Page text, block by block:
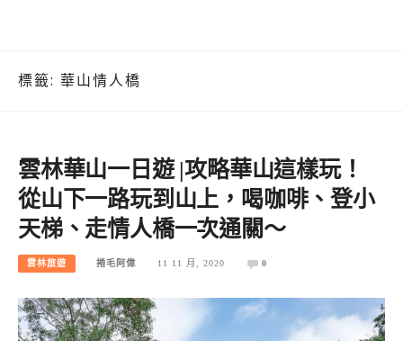
標籤: 華山情人橋
雲林華山一日遊 |攻略華山這樣玩！
從山下一路玩到山上，喝咖啡、登小
天梯、走情人橋一次通關～
雲林旅遊 捲毛阿偉 11 11 月, 2020 0